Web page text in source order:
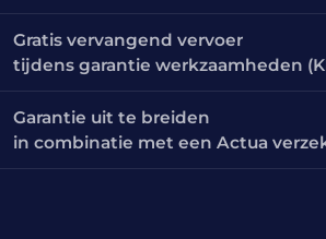
Gratis vervangend vervoer
tijdens garantie werkzaamheden
Garantie uit te breiden
in combinatie met een Actua